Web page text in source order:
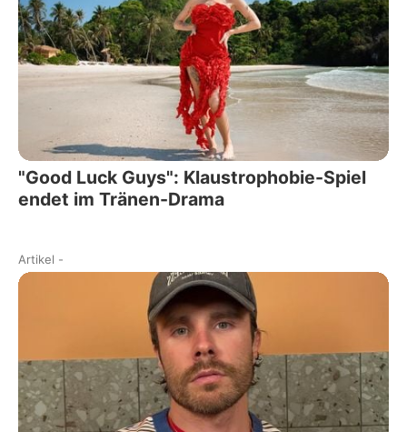
"Good Luck Guys": Klaustrophobie-Spiel
endet im Tränen-Drama
Artikel -